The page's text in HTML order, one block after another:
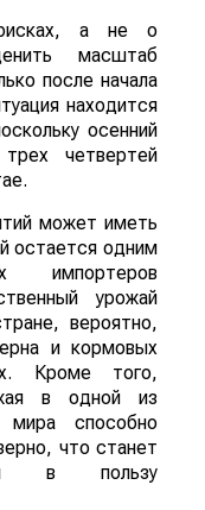
а не о
масштаб
после начала
находится
осенний
четвертей
может иметь
остается одним
импортеров
урожай
вероятно,
и кормовых
Кроме того,
в одной из
мира способно
что станет
в пользу